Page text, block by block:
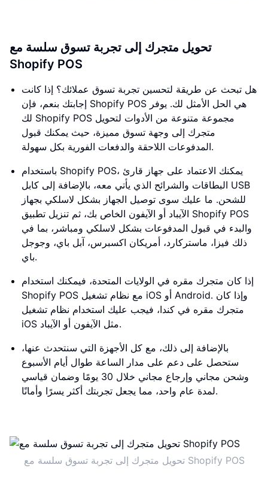
تحويل متجرك إلى تجربة تسوق سلسة مع
Shopify POS
هل تبحث عن طريقة لتحسين تجربة تسوق عملائك؟ إذا كانت
إجابتك بنعم، فإن Shopify POS هي الحل الأمثل لك. يوفر
لك Shopify POS مجموعة متنوعة من الأدوات لتحويل
متجرك إلى وجهة تسوق مميزة، حيث يمكنك قبول
المدفوعات اللاحقة والدفعات الفورية بكل سهولة.
باستخدام Shopify POS، يمكنك الاعتماد على جهاز قارئ
البطاقات والشرائح الذي يأتي معه، بالإضافة إلى كابل USB
للشحن. ما عليك سوى توصيل الجهاز بشكل لاسلكي بجهاز
الآيباد أو الآيفون الخاص بك، ثم تنزيل تطبيق Shopify POS
والبدء في قبول المدفوعات بشكل لاسلكي ومباشر، بما في
ذلك فيزا، ماستركارد، أمريكان اكسبرس، آبل باي، وجوجل
باي.
إذا كان متجرك مقره في الولايات المتحدة، فيمكنك استخدام
Shopify POS مع نظام تشغيل iOS أو Android. وإذا كان
متجرك مقره في كندا، فيجب عليك استخدام نظام تشغيل
iOS مثل الآيفون أو الآيباد.
بالإضافة إلى ذلك، مع كل الأجهزة التي سنتحدث عنها،
ستحصل على دعم على مدار الساعة طوال أيام الأسبوع
وشحن مجاني وإرجاع مجاني خلال 30 يومًا وضمان قياسي
لمدة عام واحد، مما يجعل تجربتك أكثر يسرًا وأمانًا.
تحويل متجرك إلى تجربة تسوق سلسة مع Shopify POS